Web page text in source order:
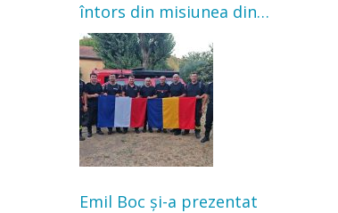
întors din misiunea din
Franța. Au intervenit la
incendii de vegetație și
pădure
Emil Boc și-a prezentat